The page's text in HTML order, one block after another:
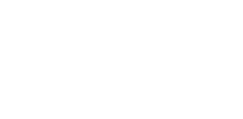
de locuri la piscina si in